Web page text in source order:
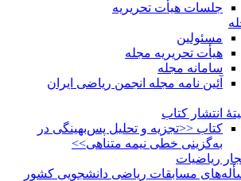
جلسات هیأت تحریریه
مسئولین
هیأت تحریریه مجله
سامانه مجله
آئین نامه مجله انجمن ریاضی ایران
انتشار کتاب
کتاب <<تجزیه و تحلیل پس‌بهینگی در
به‌گزینی خطی نیمه متناهی>>
ریاضیات
مسابقات ریاضی دانشجویی کشور